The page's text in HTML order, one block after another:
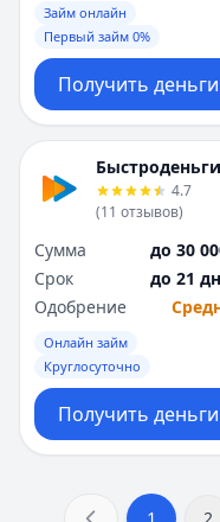
Займ онлайн
Первый займ 0%
Получить деньги
Быстроденьги
4.7
(11 отзывов)
Сумма
до 30
Срок
до 21
Одобрение
Онлайн займ
Круглосуточно
Получить деньги